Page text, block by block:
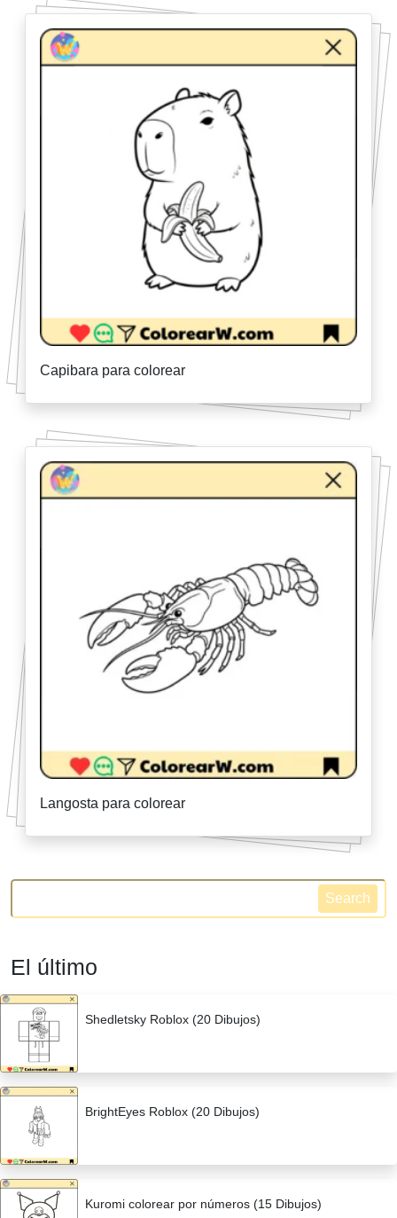
Capibara para colorear
Langosta para colorear
Search
El último
Shedletsky Roblox (20 Dibujos)
BrightEyes Roblox (20 Dibujos)
Kuromi colorear por números (15 Dibujos)